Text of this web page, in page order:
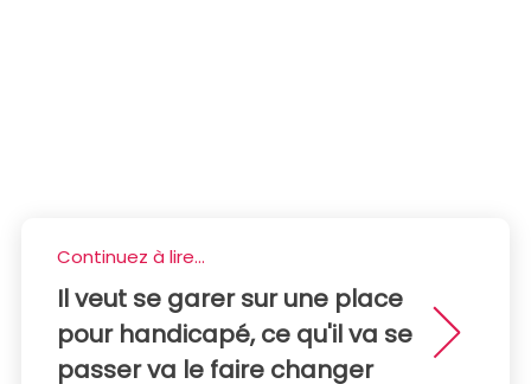
Continuez à lire...
Il veut se garer sur une place
pour handicapé, ce qu'il va se
passer va le faire changer